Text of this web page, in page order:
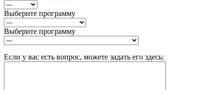
Выберите программу
Выберите программу
Если у вас есть вопрос, можете задать его здесь: